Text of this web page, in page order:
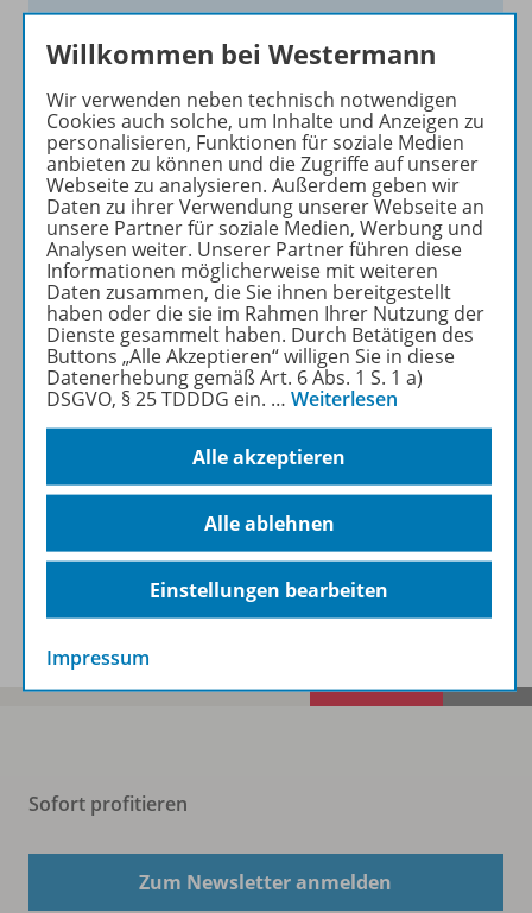
wir Ihnen einen Service, um
Ihren Unterricht aktuell und
einfach zu gestalten. Jede
Woche drei bis vier
Neuerscheinungen mit
großem Online Archiv.
Mehr erfahren
Informationen
Spar-Pakete
Sofort profitieren
Zum Newsletter anmelden
Willkommen bei Westermann
Wir verwenden neben technisch notwendigen
Cookies auch solche, um Inhalte und Anzeigen zu
personalisieren, Funktionen für soziale Medien
anbieten zu können und die Zugriffe auf unserer
Webseite zu analysieren. Außerdem geben wir
Daten zu ihrer Verwendung unserer Webseite an
unsere Partner für soziale Medien, Werbung und
Analysen weiter. Unserer Partner führen diese
Informationen möglicherweise mit weiteren
Daten zusammen, die Sie ihnen bereitgestellt
haben oder die sie im Rahmen Ihrer Nutzung der
Dienste gesammelt haben. Durch Betätigen des
Buttons „Alle Akzeptieren“ willigen Sie in diese
Datenerhebung gemäß Art. 6 Abs. 1 S. 1 a)
DSGVO, § 25 TDDDG ein. … Weiterlesen
Alle akzeptieren
Alle ablehnen
Einstellungen bearbeiten
Impressum